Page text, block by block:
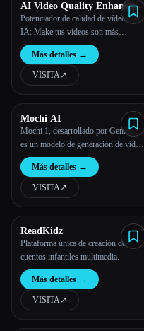
AI Video Quality Enhancer
Potenciador de calidad de vídeo con
IA: Make tus vídeos son más
perfectos
Más detalles →
VISITA↗︎
Mochi AI
Mochi 1, desarrollado por Genmo,
es un modelo de generación de vídeo
de código abierto de última
generación que establece un nuevo
punto de referencia para la creación
de vídeos basada en la IA.
Más detalles →
VISITA↗︎
ReadKidz
Plataforma única de creación de
cuentos infantiles multimedia.
Más detalles →
VISITA↗︎